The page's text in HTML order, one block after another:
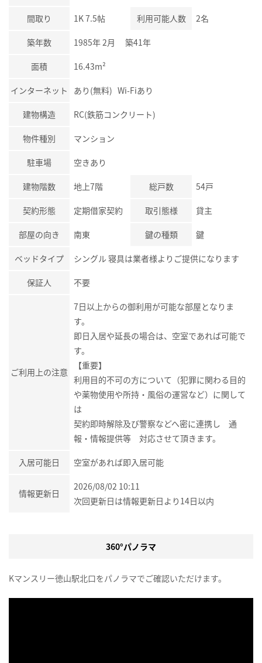
間取り 1K 7.5帖 利用可能人数 2名
築年数 1985年 2月 築41年
面積 16.43m²
インターネット あり(無料) Wi-Fiあり
建物構造 RC(鉄筋コンクリート)
物件種別 マンション
駐車場 空きあり
建物階数 地上7階 総戸数 54戸
契約形態 定期借家契約 取引態様 貸主
部屋の向き 南東 鍵の種類 鍵
ベッドタイプ シングル 寝具は業者様よりご提供になります
保証人 不要
ご利用上の注意
7日以上からの御利用が可能な部屋となりま
す。
即日入居や延長の場合は、空室であれば可能で
す。
【重要】
利用目的不可の方について（犯罪に関わる目的
や薬物使用や所持・風俗の運営など）に関して
は
契約即時解除及び警察などへ密に連携し 通
報・情報提供等 対応させて頂きます。
入居可能日 空室があれば即入居可能
情報更新日
2026/08/02 10:11
次回更新日は情報更新日より14日以内
360°パノラマ
Kマンスリー徳山駅北口をパノラマでご確認いただけます。